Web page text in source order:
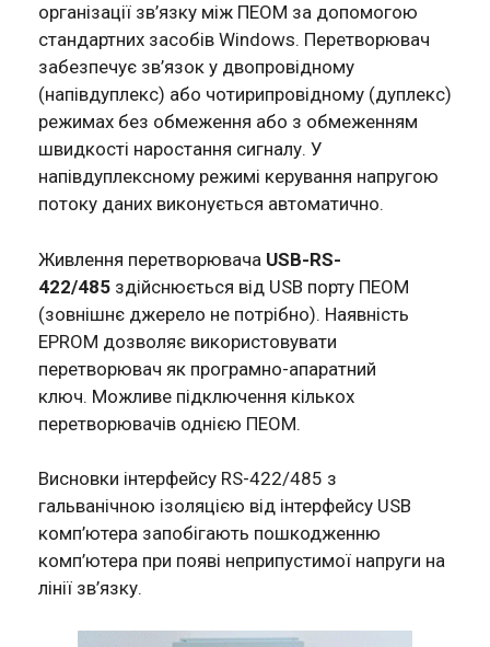
організації зв’язку між ПЕОМ за допомогою
стандартних засобів Windows. Перетворювач
забезпечує зв’язок у двопровідному
(напівдуплекс) або чотирипровідному (дуплекс)
режимах без обмеження або з обмеженням
швидкості наростання сигналу. У
напівдуплексному режимі керування напругою
потоку даних виконується автоматично.
Живлення перетворювача USB-RS-
422/485 здійснюється від USB порту ПЕОМ
(зовнішнє джерело не потрібно). Наявність
EPROM дозволяє використовувати
перетворювач як програмно-апаратний
ключ. Можливе підключення кількох
перетворювачів однією ПЕОМ.
Висновки інтерфейсу RS-422/485 з
гальванічною ізоляцією від інтерфейсу USB
комп’ютера запобігають пошкодженню
комп’ютера при появі неприпустимої напруги на
лінії зв’язку.